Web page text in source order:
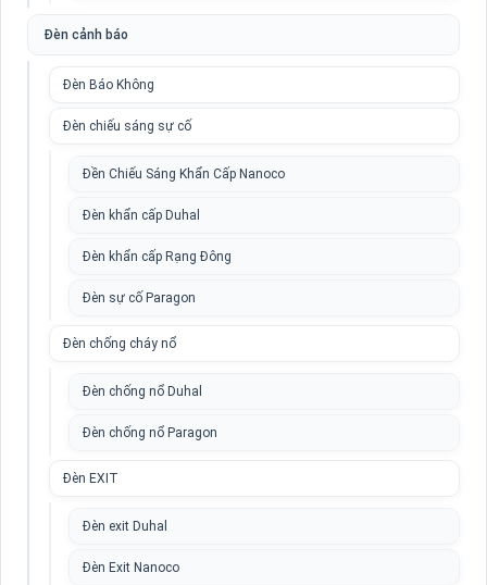
Đèn cảnh báo
Đèn Báo Không
Đèn chiếu sáng sự cố
Đền Chiếu Sáng Khẩn Cấp Nanoco
Đèn khẩn cấp Duhal
Đèn khẩn cấp Rạng Đông
Đèn sự cố Paragon
Đèn chống cháy nổ
Đèn chống nổ Duhal
Đèn chống nổ Paragon
Đèn EXIT
Đèn exit Duhal
Đèn Exit Nanoco